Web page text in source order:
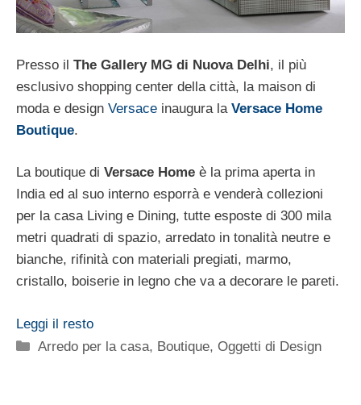
Presso il The Gallery MG di Nuova Delhi, il più
esclusivo shopping center della città, la maison di
moda e design Versace inaugura la Versace Home
Boutique.
La boutique di Versace Home è la prima aperta in
India ed al suo interno esporrà e venderà collezioni
per la casa Living e Dining, tutte esposte di 300 mila
metri quadrati di spazio, arredato in tonalità neutre e
bianche, rifinità con materiali pregiati, marmo,
cristallo, boiserie in legno che va a decorare le pareti.
Leggi il resto
Categorie
Arredo per la casa, Boutique,Oggetti di Design